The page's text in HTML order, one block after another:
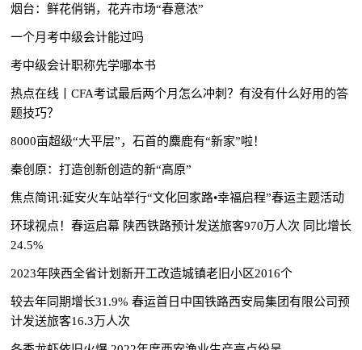
烟台：鲜花俏销，花卉市场“春意浓”
一个月考中级会计能过吗
考中级会计职称先学哪本书
热点在线丨CFA考试最后两个月怎么冲刺？有没有什么好用的答
题技巧？
8000亩超级“大平层”，石首的麋鹿有“新家”啦！
秦创原：打造创新创造的新“高原”
焦点简讯:延安火车站举行“文化回家路•幸福启程”春运主题活动
环球视点！春运启幕 陕西铁路预计发送旅客970万人次 同比增长
24.5%
2023年陕西全省计划新开工改造城镇老旧小区2016个
较去年同期增长31.9% 春运首日中国铁路西安局集团有限公司预
计发送旅客16.3万人次